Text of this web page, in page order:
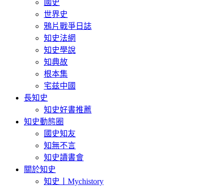
國史
世界史
鴉片戰爭日誌
知史法網
知史學說
知典故
根本集
宅兹中國
長知史
知史好書推薦
知史動態圈
國史知友
知無不言
知史讀書會
關於知史
知史丨Mychistory